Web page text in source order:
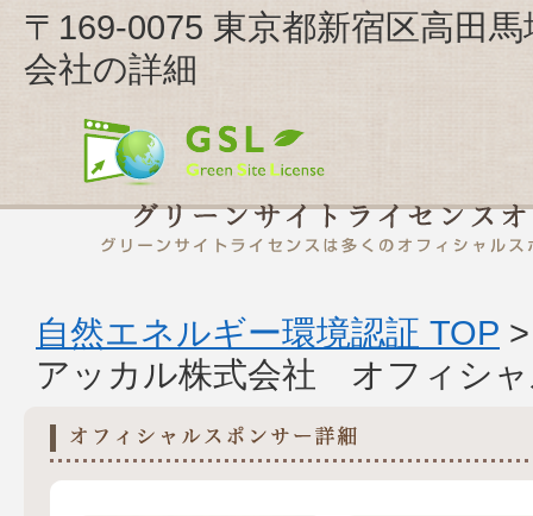
〒169-0075 東京都新宿区高田
会社の詳細
自然エネルギー環境認証 TOP
アッカル株式会社 オフィシ